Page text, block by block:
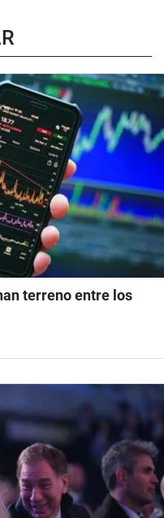
terreno entre los